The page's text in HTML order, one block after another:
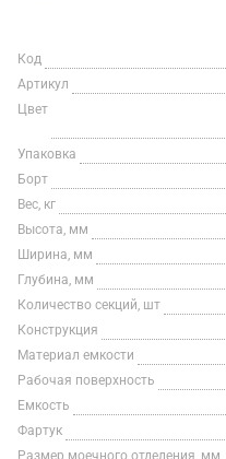
Код
Артикул
Цвет
Упаковка
Борт
Вес, кг
Высота, мм
Ширина, мм
Глубина, мм
Количество секций, шт
Конструкция
Материал емкости
Рабочая поверхность
Емкость
Фартук
Размер моечного отделения, мм